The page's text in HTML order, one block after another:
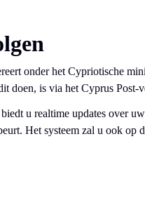
onder het Cypriotische
doen, is via het Cyprus
u realtime updates over
Het systeem zal u ook op